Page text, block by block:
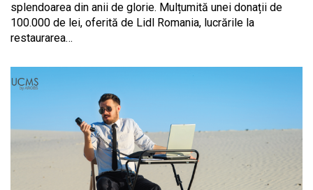
splendoarea din anii de glorie. Mulțumită unei donații de
100.000 de lei, oferită de Lidl Romania, lucrările la
restaurarea…